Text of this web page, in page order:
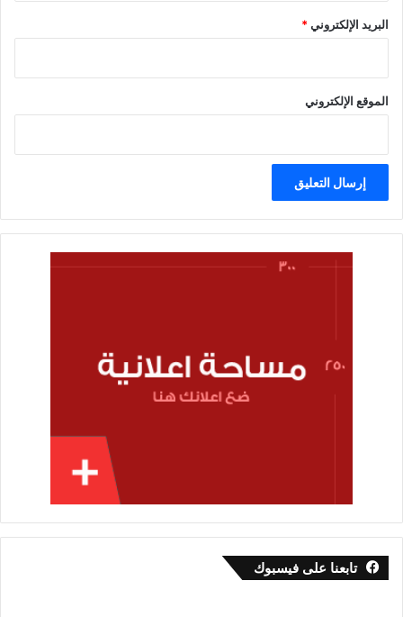
البريد الإلكتروني*
الموقع الإلكتروني
تابعنا على فيسبوك